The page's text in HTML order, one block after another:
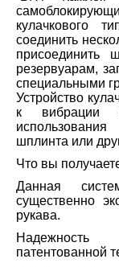
кулачкового
соединить
присоединить
резервуарам,
специальными
Устройство
к вибрации
шплинта или
Что вы
Данная
существенно
рукава.
Надежность
патентованной